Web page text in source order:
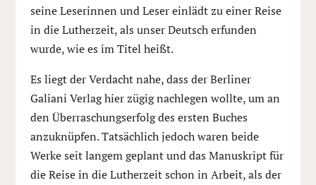
seine Leserinnen und Leser einlädt zu einer Reise
in die Lutherzeit, als unser Deutsch erfunden
wurde, wie es im Titel heißt.
Es liegt der Verdacht nahe, dass der Berliner
Galiani Verlag hier zügig nachlegen wollte, um an
den Überraschungserfolg des ersten Buches
anzuknüpfen. Tatsächlich jedoch waren beide
Werke seit langem geplant und das Manuskript für
die Reise in die Lutherzeit schon in Arbeit, als der